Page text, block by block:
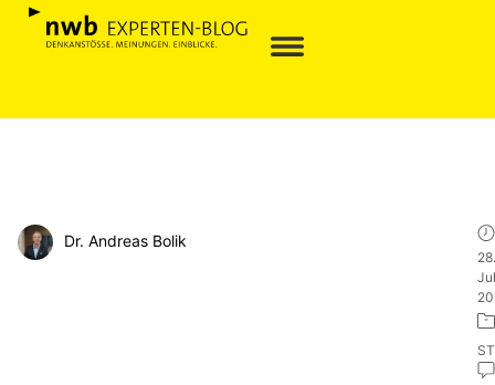
Dr. Andreas Bolik
28.